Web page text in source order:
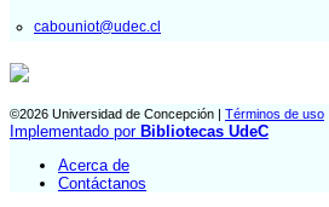
cabouniot@udec.cl
©2026 Universidad de Concepción | Términos de uso
Implementado por Bibliotecas UdeC
Acerca de
Contáctanos